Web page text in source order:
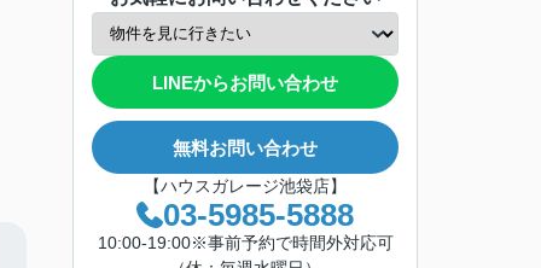
LINEからお問い合わせ
無料お問い合わせ
【ハウスガレージ池袋店】
03-5985-5888
10:00-19:00※事前予約で時間外対応可